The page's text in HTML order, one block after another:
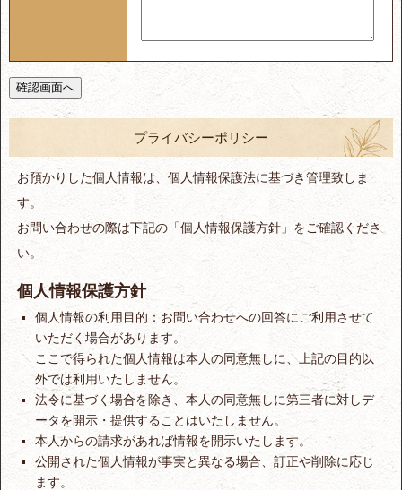
プライバシーポリシー
お預かりした個人情報は、個人情報保護法に基づき管理致しま
す。
お問い合わせの際は下記の「個人情報保護方針」をご確認くださ
い。
個人情報保護方針
個人情報の利用目的：お問い合わせへの回答にご利用させて
いただく場合があります。
ここで得られた個人情報は本人の同意無しに、上記の目的以
外では利用いたしません。
法令に基づく場合を除き、本人の同意無しに第三者に対しデ
ータを開示・提供することはいたしません。
本人からの請求があれば情報を開示いたします。
公開された個人情報が事実と異なる場合、訂正や削除に応じ
ます。